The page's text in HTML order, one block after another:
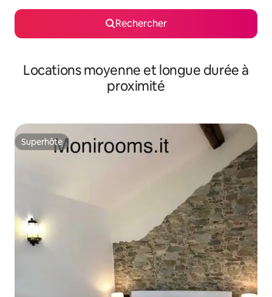
Rechercher
Locations moyenne et longue durée à
proximité
Superhôte
Superhôte